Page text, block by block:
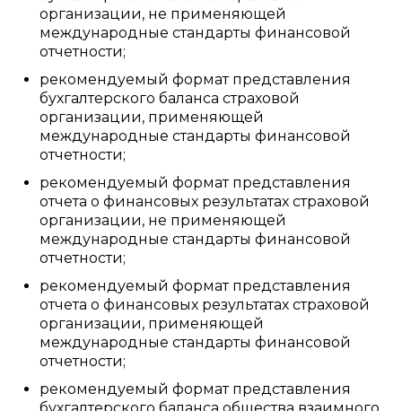
организации, не применяющей
международные стандарты финансовой
отчетности;
рекомендуемый формат представления
бухгалтерского баланса страховой
организации, применяющей
международные стандарты финансовой
отчетности;
рекомендуемый формат представления
отчета о финансовых результатах страховой
организации, не применяющей
международные стандарты финансовой
отчетности;
рекомендуемый формат представления
отчета о финансовых результатах страховой
организации, применяющей
международные стандарты финансовой
отчетности;
рекомендуемый формат представления